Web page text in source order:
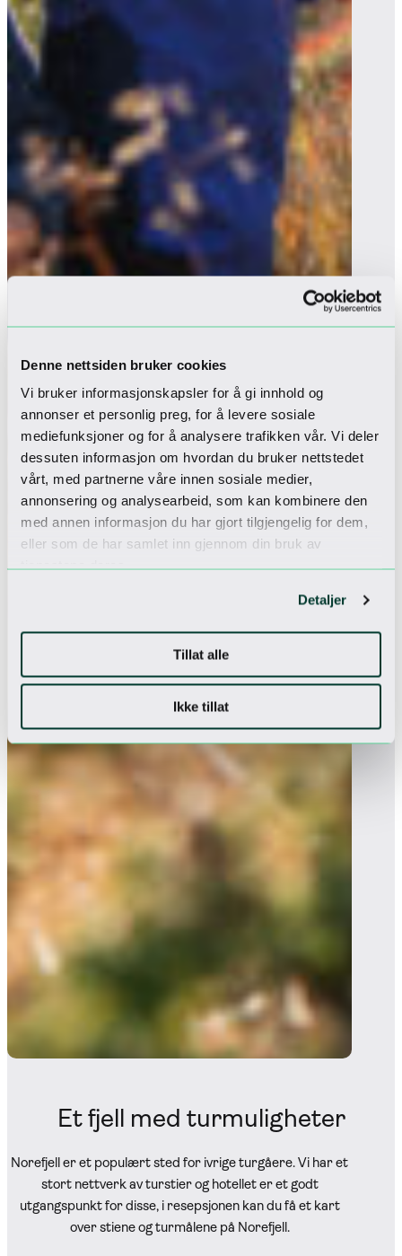
Denne nettsiden bruker cookies
Vi bruker informasjonskapsler for å gi innhold og
annonser et personlig preg, for å levere sosiale
mediefunksjoner og for å analysere trafikken vår. Vi deler
dessuten informasjon om hvordan du bruker nettstedet
vårt, med partnerne våre innen sosiale medier,
annonsering og analysearbeid, som kan kombinere den
med annen informasjon du har gjort tilgjengelig for dem,
eller som de har samlet inn gjennom din bruk av
tjenestene deres.
Detaljer
Tillat alle
Ikke tillat
Et fjell med turmuligheter
Norefjell er et populært sted for ivrige turgåere. Vi har et
stort nettverk av turstier og hotellet er et godt
utgangspunkt for disse, i resepsjonen kan du få et kart
over stiene og turmålene på Norefjell.